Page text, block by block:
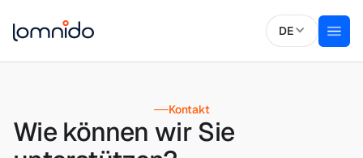
DE
Kontakt
Wie können wir Sie